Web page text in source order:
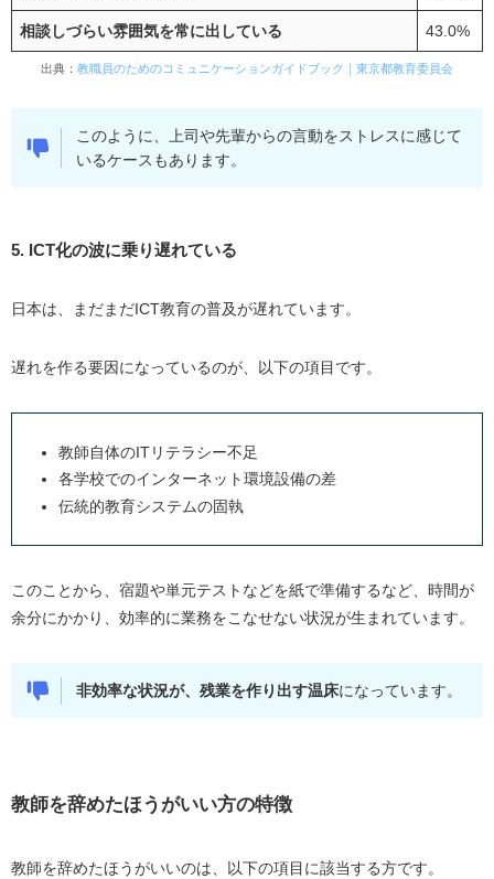
相談しづらい雰囲気を常に出している 43.0%
出典： 教職員のためのコミュニケーションガイドブック｜東京都教育委員会
このように、上司や先輩からの言動をストレスに感じて
いるケースもあります。
5. ICT化の波に乗り遅れている
日本は、まだまだICT教育の普及が遅れています。
遅れを作る要因になっているのが、以下の項目です。
教師自体のITリテラシー不足
各学校でのインターネット環境設備の差
伝統的教育システムの固執
このことから、宿題や単元テストなどを紙で準備するなど、時間が
余分にかかり、効率的に業務をこなせない状況が生まれています。
非効率な状況が、残業を作り出す温床になっています。
教師を辞めたほうがいい方の特徴
教師を辞めたほうがいいのは、以下の項目に該当する方です。